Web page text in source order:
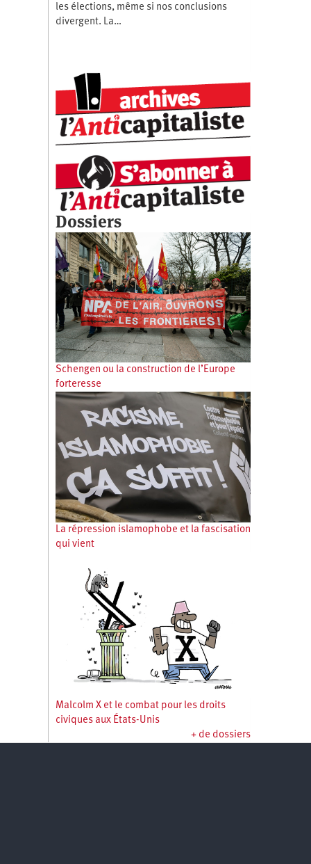
les élections, même si nos conclusions
divergent. La…
Dossiers
Schengen ou la construction de l’Europe
forteresse
La répression islamophobe et la fascisation
qui vient
Malcolm X et le combat pour les droits
civiques aux États-Unis
+ de dossiers